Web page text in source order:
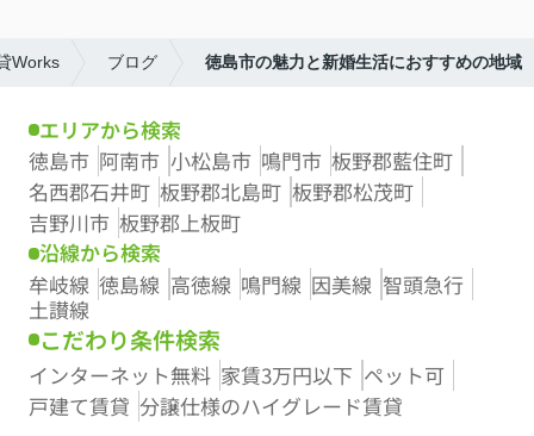
Works ブログ 徳島市の魅力と新婚生活におすすめの地域
エリアから検索
徳島市 阿南市 小松島市 鳴門市 板野郡藍住町
名西郡石井町 板野郡北島町 板野郡松茂町
吉野川市 板野郡上板町
沿線から検索
牟岐線 徳島線 高徳線 鳴門線 因美線 智頭急行
土讃線
こだわり条件検索
インターネット無料 家賃3万円以下 ペット可
戸建て賃貸 分譲仕様のハイグレード賃貸